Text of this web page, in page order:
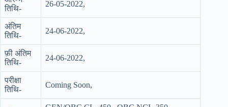
तिथि-
26-05-2022,
अंतिम
तिथि-
24-06-2022,
फ़ी अंतिम
तिथि-
24-06-2022,
परीक्षा
तिथि-
Coming Soon,